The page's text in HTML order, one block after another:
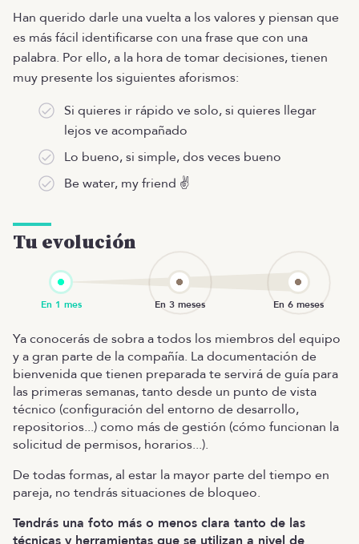
Han querido darle una vuelta a los valores y piensan que
es más fácil identificarse con una frase que con una
palabra. Por ello, a la hora de tomar decisiones, tienen
muy presente los siguientes aforismos:
Si quieres ir rápido ve solo, si quieres llegar
lejos ve acompañado
Lo bueno, si simple, dos veces bueno
Be water, my friend ✌️
Tu evolución
Ya conocerás de sobra a todos los miembros del equipo
y a gran parte de la compañía. La documentación de
bienvenida que tienen preparada te servirá de guía para
las primeras semanas, tanto desde un punto de vista
técnico (configuración del entorno de desarrollo,
repositorios...) como más de gestión (cómo funcionan la
solicitud de permisos, horarios...).
De todas formas, al estar la mayor parte del tiempo en
pareja, no tendrás situaciones de bloqueo.
Tendrás una foto más o menos clara tanto de las